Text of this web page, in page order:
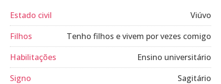
Estado civil
Viúvo
Filhos
Tenho filhos e vivem por vezes comigo
Habilitações
Ensino universitário
Signo
Sagitário